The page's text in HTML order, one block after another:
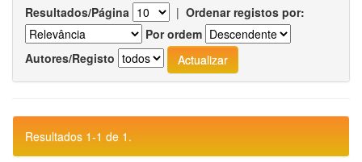
Resultados/Página | Ordenar registos por:
Por ordem
Autores/Registo
Resultados 1-1 de 1.